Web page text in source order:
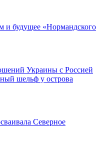
и будущее «Нормандского
Украины с Россией
шельф у острова
Северное